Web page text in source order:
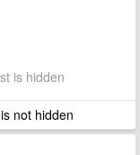
is hidden
not hidden